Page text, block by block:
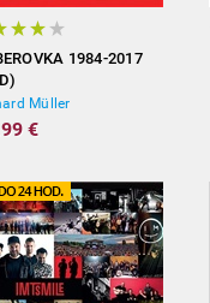
1984-2017
Müller
€